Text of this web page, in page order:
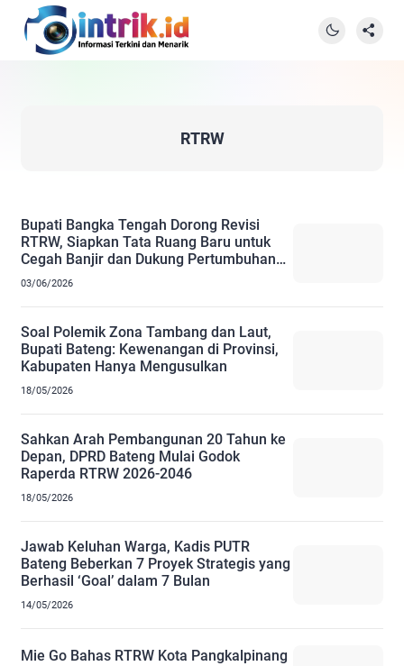
RTRW
Bupati Bangka Tengah Dorong Revisi
RTRW, Siapkan Tata Ruang Baru untuk
Cegah Banjir dan Dukung Pertumbuhan
Ekonomi
03/06/2026
Soal Polemik Zona Tambang dan Laut,
Bupati Bateng: Kewenangan di Provinsi,
Kabupaten Hanya Mengusulkan
18/05/2026
Sahkan Arah Pembangunan 20 Tahun ke
Depan, DPRD Bateng Mulai Godok
Raperda RTRW 2026-2046
18/05/2026
Jawab Keluhan Warga, Kadis PUTR
Bateng Beberkan 7 Proyek Strategis yang
Berhasil ‘Goal’ dalam 7 Bulan
14/05/2026
Mie Go Bahas RTRW Kota Pangkalpinang